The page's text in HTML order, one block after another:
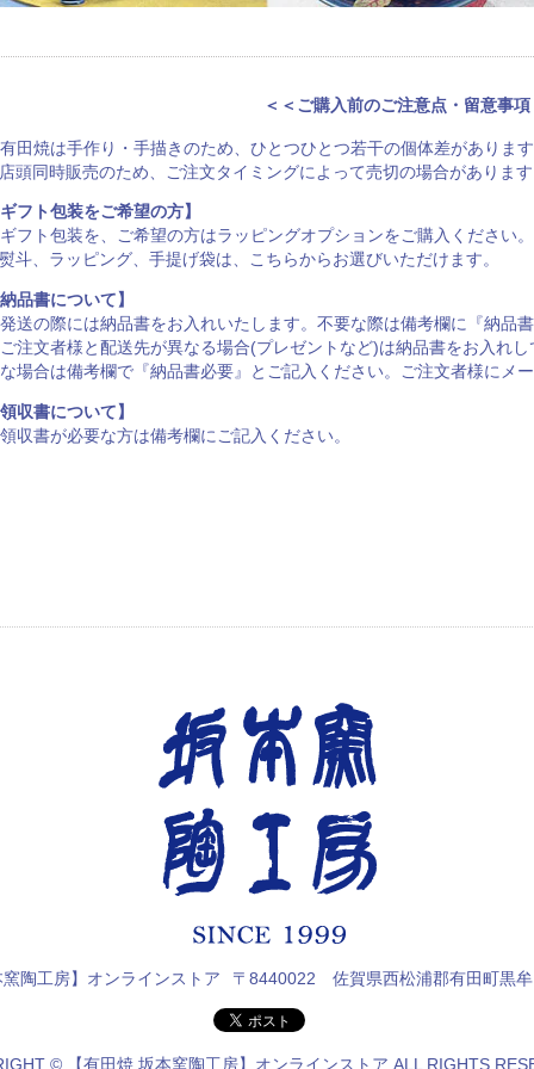
＜＜ご購入前のご注意点・留意事項
田焼は手作り・手描きのため、ひとつひとつ若干の個体差がありま
頭同時販売のため、ご注文タイミングによって売切の場合がありま
ギフト包装をご希望の方】
フト包装を、ご希望の方はラッピングオプションをご購入ください。
斗、ラッピング、手提げ袋は、 こちらからお選びいただけます。
納品書について】
送の際には納品書をお入れいたします。不要な際は備考欄に『納品
注文者様と配送先が異なる場合(プレゼントなど)は納品書をお入れ
場合は備考欄で『納品書必要』とご記入ください。ご注文者様にメ
領収書について】
収書が必要な方は備考欄にご記入ください。
窯陶工房】オンラインストア 〒8440022 佐賀県西松浦郡有田町黒
© 【有田焼 坂本窯陶工房】オンラインストア ALL RIGHTS